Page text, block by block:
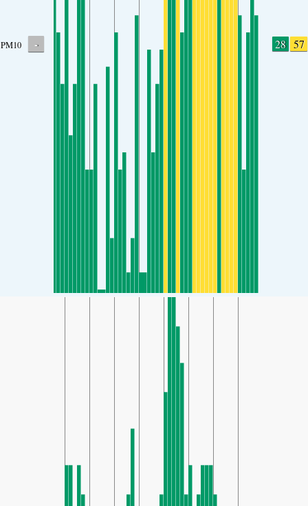
PM10 - 28 57